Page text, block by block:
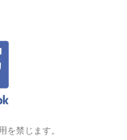
禁じます。